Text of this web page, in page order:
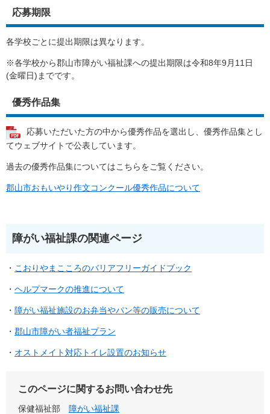
応募期限
各学校ごとに提出期限は異なります。
※各学校から郡山市障がい福祉課への提出期限は令和8年9月11日
(金曜日)までです。
優秀作品集
応募いただいた方の中から優秀作品を選出し、優秀作品集とし
てウェブサイトで公表しています。
過去の優秀作品集についてはこちらをご覧ください。
郡山市おもいやり作文コンクール優秀作品について
障がい福祉課の関連ページ
・ こおりやまこころのバリアフリーガイドブック
・ ヘルプマークの推進について
・ 障がい福祉施設のお弁当やパン等の販売について
・ 郡山市障がい者福祉プラン
・ オストメイト対応トイレ設置のお知らせ
このページに関するお問い合わせ先
保健福祉部
障がい福祉課